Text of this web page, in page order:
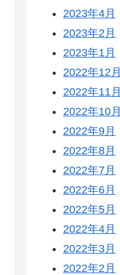
2023年4月
2023年2月
2023年1月
2022年12月
2022年11月
2022年10月
2022年9月
2022年8月
2022年7月
2022年6月
2022年5月
2022年4月
2022年3月
2022年2月